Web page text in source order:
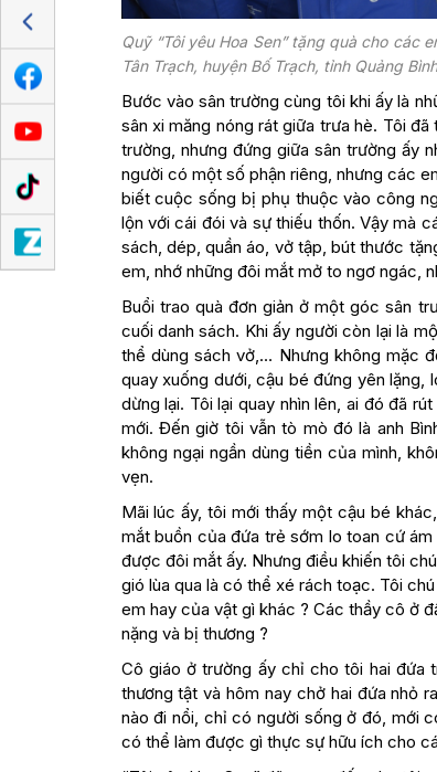
Quỹ “Tôi yêu Hoa Sen” tặng quà cho các
Tân Trạch, huyện Bố Trạch, tỉnh Quảng
Bước vào sân trường cùng tôi khi ấy là
sân xi măng nóng rát giữa trưa hè. Tôi
trường, nhưng đứng giữa sân trường ấy
người có một số phận riêng, nhưng các
biết cuộc sống bị phụ thuộc vào công
lộn với cái đói và sự thiếu thốn. Vậy mà
sách, dép, quần áo, vở tập, bút thước
em, nhớ những đôi mắt mở to ngơ ngác,
Buổi trao quà đơn giản ở một góc sân
cuối danh sách. Khi ấy người còn lại là
thể dùng sách vở,… Nhưng không mặc
quay xuống dưới, cậu bé đứng yên lặng,
dừng lại. Tôi lại quay nhìn lên, ai đó đã
mới. Đến giờ tôi vẫn tò mò đó là anh
không ngại ngần dùng tiền của mình,
vẹn.
Mãi lúc ấy, tôi mới thấy một cậu bé
mắt buồn của đứa trẻ sớm lo toan cứ
được đôi mắt ấy. Nhưng điều khiến tôi
gió lùa qua là có thể xé rách toạc. Tôi
em hay của vật gì khác ? Các thầy cô ở
nặng và bị thương ?
Cô giáo ở trường ấy chỉ cho tôi hai đứa
thương tật và hôm nay chở hai đứa nhỏ
nào đi nổi, chỉ có người sống ở đó, mới
có thể làm được gì thực sự hữu ích cho